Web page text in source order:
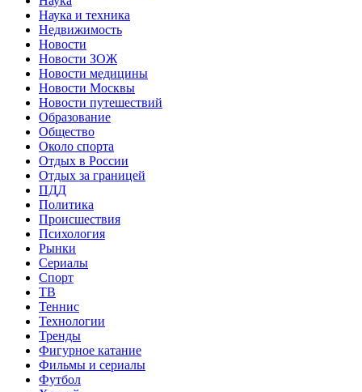
Наука и техника
Недвижимость
Новости
Новости ЗОЖ
Новости медицины
Новости Москвы
Новости путешествий
Образование
Общество
Около спорта
Отдых в России
Отдых за границей
ПДД
Политика
Происшествия
Психология
Рынки
Сериалы
Спорт
ТВ
Теннис
Технологии
Тренды
Фигурное катание
Фильмы и сериалы
Футбол